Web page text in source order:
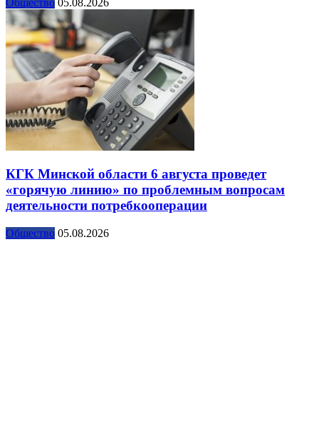
КГК Минской области 6 августа проведет
«горячую линию» по проблемным вопросам
деятельности потребкооперации
Общество 05.08.2026